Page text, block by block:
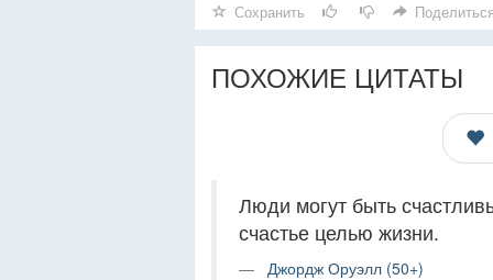
Сохранить Поделиться
ПОХОЖИЕ ЦИТАТЫ
Люди могут быть
счастье целью жизни.
Джордж Оруэлл (50+)